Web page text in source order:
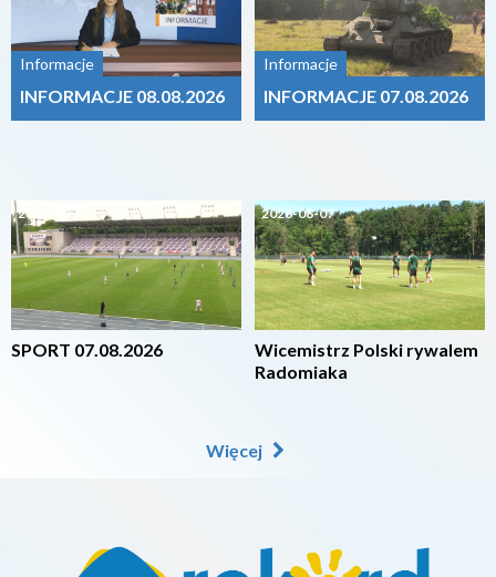
Informacje
INFORMACJE 08.08.2026
2026-08-07
SPORT 07.08.2026
Informacje
INFORMACJE 07.08.2026
2026-08-07
Wicemistrz Polski rywalem
Radomiaka
Więcej